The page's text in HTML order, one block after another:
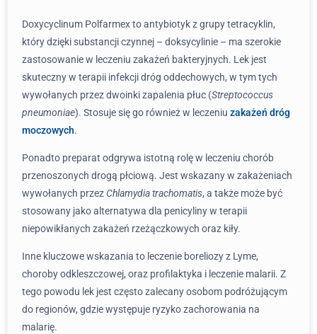
Doxycyclinum Polfarmex to antybiotyk z grupy tetracyklin,
który dzięki substancji czynnej – doksycylinie – ma szerokie
zastosowanie w leczeniu zakażeń bakteryjnych. Lek jest
skuteczny w terapii infekcji dróg oddechowych, w tym tych
wywołanych przez dwoinki zapalenia płuc (Streptococcus
pneumoniae). Stosuje się go również w leczeniu zakażeń dróg
moczowych.
Ponadto preparat odgrywa istotną rolę w leczeniu chorób
przenoszonych drogą płciową. Jest wskazany w zakażeniach
wywołanych przez Chlamydia trachomatis, a także może być
stosowany jako alternatywa dla penicyliny w terapii
niepowikłanych zakażeń rzeżączkowych oraz kiły.
Inne kluczowe wskazania to leczenie boreliozy z Lyme,
choroby odkleszczowej, oraz profilaktyka i leczenie malarii. Z
tego powodu lek jest często zalecany osobom podróżującym
do regionów, gdzie występuje ryzyko zachorowania na
malarię.